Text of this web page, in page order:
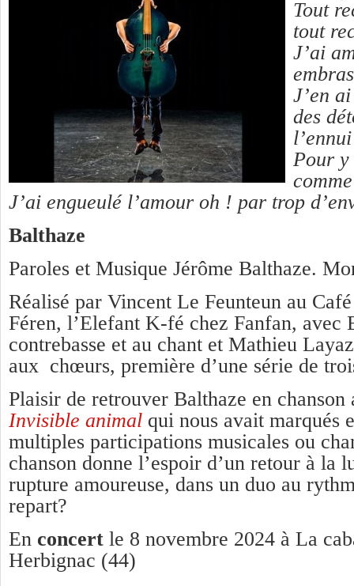
Tout
tout
J’ai
J’en
des
l’ennui
Pour
J’ai engueulé l’amour oh ! par trop
Balthaze
Paroles et Musique Jérôme Balthaze.
Réalisé par Vincent Le Feunteun au
Féren, l’Elefant K-fé chez Fanfan, avec
contrebasse et au chant et Mathieu
aux chœurs, première d’une série de
Plaisir de retrouver Balthaze en chanson
Invisible animal qui nous avait marqués
multiples participations musicales ou
chanson donne l’espoir d’un retour à la
rupture amoureuse, dans un duo au
repart?
En concert le 8 novembre 2024 à La
Herbignac (44)